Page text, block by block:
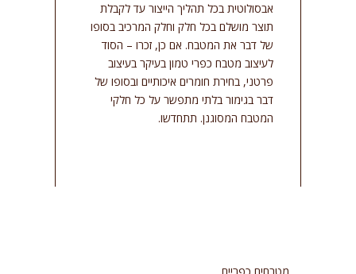
אבסולוטית בכל תהליך הייצור עד לקבלת
תוצר מושלם בכל חלק וחלק המרכיב בסופו
של דבר את המטבח. אם כן, זכרו – הסוד
לעיצוב מטבח כפרי טמון בעיקר בעיצוב
פרטני, בחירת חומרים איכותיים ובסופו של
דבר בגימור בלתי מתפשר על כל חלקי
המטבח המסוגנן. תתחדשו.